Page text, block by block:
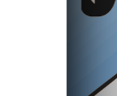
Base/Extremo